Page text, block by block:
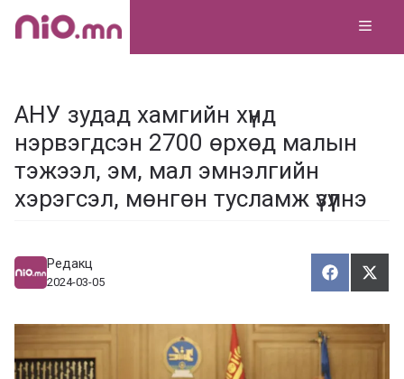
Skip
АНУ зудад хамгийн хүнд
нэрвэгдсэн 2700 өрхөд малын
тэжээл, эм, мал эмнэлгийн
хэрэгсэл, мөнгөн тусламж үзүүлнэ
Редакц
2024-03-05
Х
у
а
а
Т
ү
э
э